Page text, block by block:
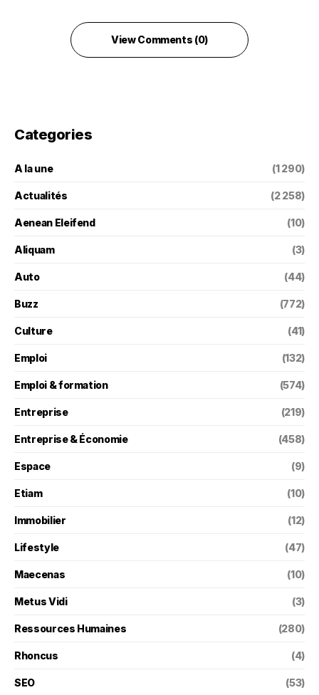
View Comments (0)
Categories
A la une (1 290)
Actualités (2 258)
Aenean Eleifend (10)
Aliquam (3)
Auto (44)
Buzz (772)
Culture (41)
Emploi (132)
Emploi & formation (574)
Entreprise (219)
Entreprise & Économie (458)
Espace (9)
Etiam (10)
Immobilier (12)
Lifestyle (47)
Maecenas (10)
Metus Vidi (3)
Ressources Humaines (280)
Rhoncus (4)
SEO (53)